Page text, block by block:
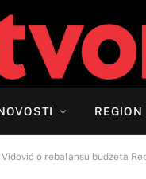
REGION
o rebalansu budžeta